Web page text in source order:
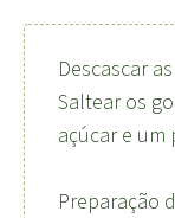
Descascar
Saltear os
açúcar e um
Preparação